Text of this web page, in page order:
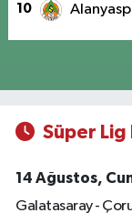
10
Süper Lig
14 Ağustos,
Galatasaray -